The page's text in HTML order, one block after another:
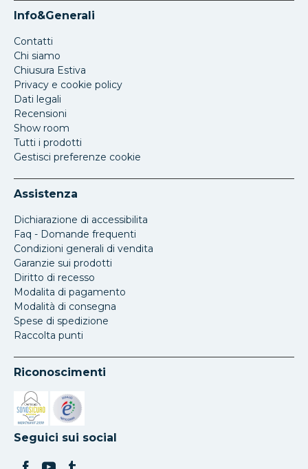
Info&Generali
Contatti
Chi siamo
Chiusura Estiva
Privacy e cookie policy
Dati legali
Recensioni
Show room
Tutti i prodotti
Gestisci preferenze cookie
Assistenza
Dichiarazione di accessibilita
Faq - Domande frequenti
Condizioni generali di vendita
Garanzie sui prodotti
Diritto di recesso
Modalita di pagamento
Modalità di consegna
Spese di spedizione
Raccolta punti
Riconoscimenti
Si apre in una nuova scheda
Si apre in una nuova scheda
Seguici sui social